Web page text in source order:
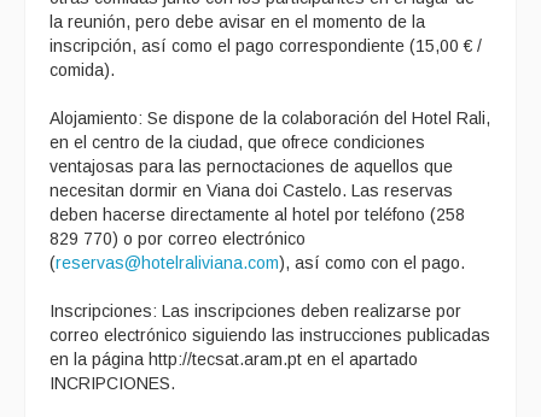
la reunión, pero debe avisar en el momento de la
inscripción, así como el pago correspondiente (15,00 € /
comida).
Alojamiento: Se dispone de la colaboración del Hotel Rali,
en el centro de la ciudad, que ofrece condiciones
ventajosas para las pernoctaciones de aquellos que
necesitan dormir en Viana doi Castelo. Las reservas
deben hacerse directamente al hotel por teléfono (258
829 770) o por correo electrónico
(reservas@hotelraliviana.com), así como con el pago.
Inscripciones: Las inscripciones deben realizarse por
correo electrónico siguiendo las instrucciones publicadas
en la página http://tecsat.aram.pt en el apartado
INCRIPCIONES.